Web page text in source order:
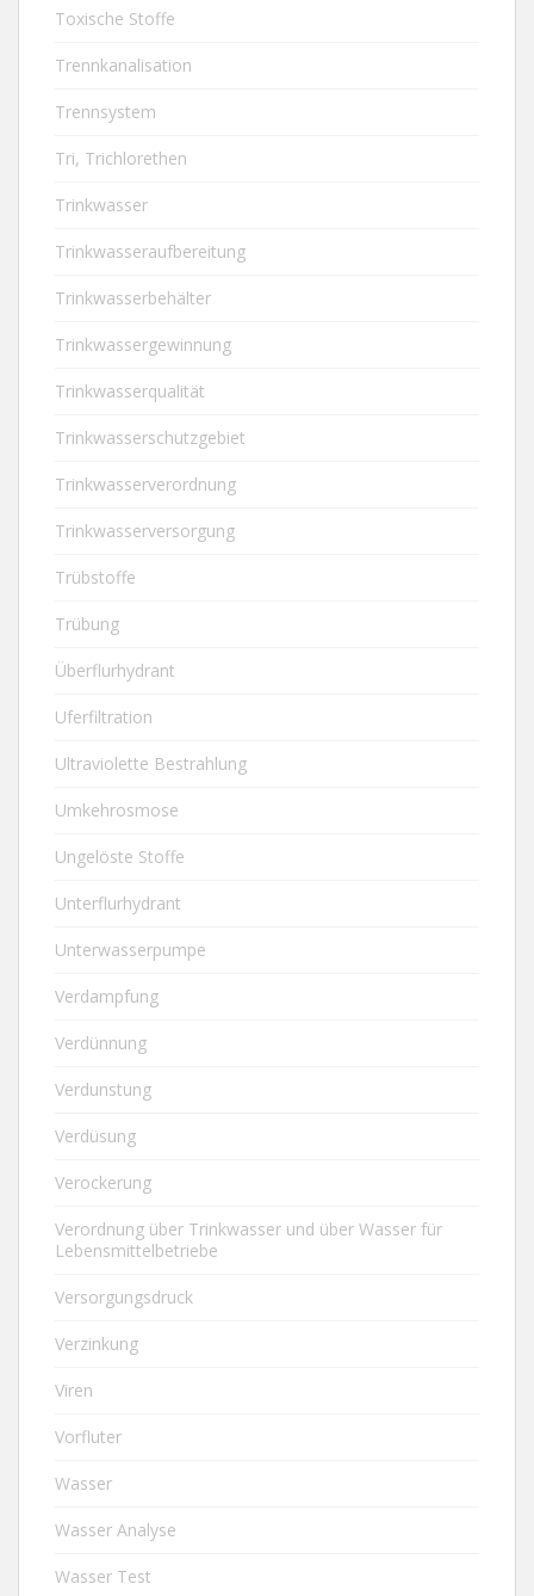
Toxische Stoffe
Trennkanalisation
Trennsystem
Tri, Trichlorethen
Trinkwasser
Trinkwasseraufbereitung
Trinkwasserbehälter
Trinkwassergewinnung
Trinkwasserqualität
Trinkwasserschutzgebiet
Trinkwasserverordnung
Trinkwasserversorgung
Trübstoffe
Trübung
Überflurhydrant
Uferfiltration
Ultraviolette Bestrahlung
Umkehrosmose
Ungelöste Stoffe
Unterflurhydrant
Unterwasserpumpe
Verdampfung
Verdünnung
Verdunstung
Verdüsung
Verockerung
Verordnung über Trinkwasser und über Wasser für
Lebensmittelbetriebe
Versorgungsdruck
Verzinkung
Viren
Vorfluter
Wasser
Wasser Analyse
Wasser Test